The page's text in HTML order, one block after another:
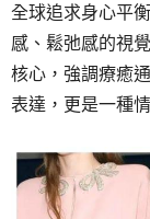
全球追求身心平
感、鬆弛感的視
核心，強調療癒
表達，更是一種